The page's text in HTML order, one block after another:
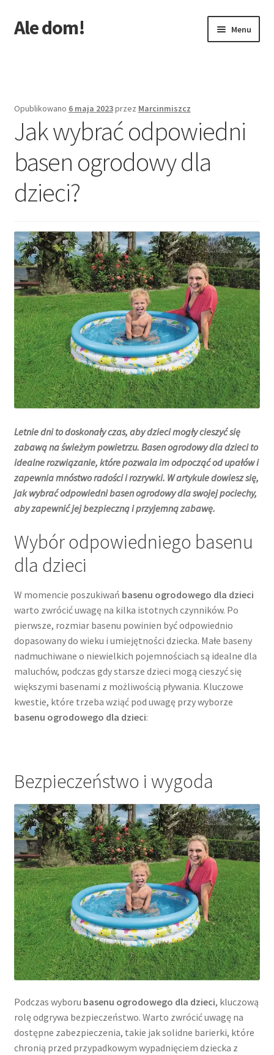
Przejdź
do
Przejdź
do
Ale dom! Menu
Opublikowano 6 maja 2023przez Marcinmiszcz
Jak wybrać odpowiedni
basen ogrodowy dla
dzieci?
Letnie dni to doskonały czas, aby dzieci mogły cieszyć się
zabawą na świeżym powietrzu. Basen ogrodowy dla dzieci to
idealne rozwiązanie, które pozwala im odpocząć od upałów i
zapewnia mnóstwo radości i rozrywki. W artykule dowiesz się,
jak wybrać odpowiedni basen ogrodowy dla swojej pociechy,
aby zapewnić jej bezpieczną i przyjemną zabawę.
Wybór odpowiedniego basenu
dla dzieci
W momencie poszukiwań basenu ogrodowego dla dzieci
warto zwrócić uwagę na kilka istotnych czynników. Po
pierwsze, rozmiar basenu powinien być odpowiednio
dopasowany do wieku i umiejętności dziecka. Małe baseny
nadmuchiwane o niewielkich pojemnościach są idealne dla
maluchów, podczas gdy starsze dzieci mogą cieszyć się
większymi basenami z możliwością pływania. Kluczowe
kwestie, które trzeba wziąć pod uwagę przy wyborze
basenu ogrodowego dla dzieci:
Bezpieczeństwo i wygoda
Podczas wyboru basenu ogrodowego dla dzieci, kluczową
rolę odgrywa bezpieczeństwo. Warto zwrócić uwagę na
dostępne zabezpieczenia, takie jak solidne barierki, które
chronią przed przypadkowym wypadnięciem dziecka z